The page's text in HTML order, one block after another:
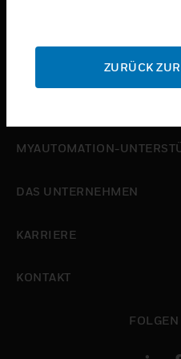
toggle view
toggle view
MYAUTOMATION-
DAS UNTERNEHMEN
KARRIERE
KONTAKT
ZURÜCK